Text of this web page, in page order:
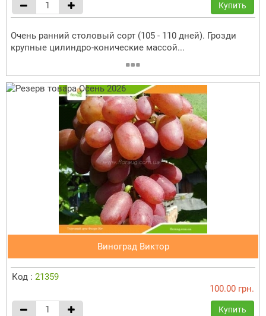
Купить
Очень ранний столовый сорт (105 - 110 дней). Грозди
крупные цилиндро-конические массой...
Виноград Виктор
Код : 21359
100.00 грн.
Купить